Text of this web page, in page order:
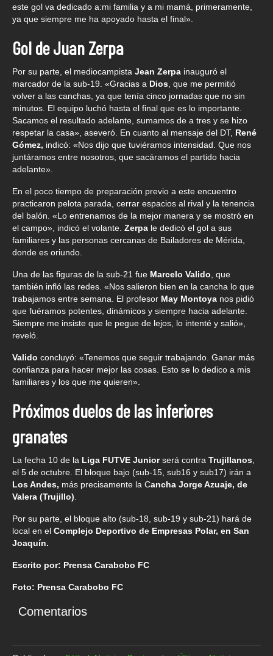
este gol va dedicado a:mi familia y a mi mamá, primeramente,
ya que siempre me ha apoyado hasta el final».
Gol de Juan Zerpa
Por su parte, el mediocampista Jean Zerpa inauguró el
marcador de la sub-19. «Gracias a Dios , que me permitió
volver a las canchas, ya que tenía cinco jornadas que no sin
minutos. El equipo luchó hasta el final que es lo importante.
Sacamos el resultado adelante, sumamos de a tres y se hizo
respetar la casa», aseveró. En cuanto al mensaje del DT, René
Gómez, indicó: «Nos dijo que tuviéramos intensidad. Que nos
juntáramos entre nosotros, que sacáramos el partido hacia
adelante».
En el poco tiempo de preparación previo a este encuentro
practicaron pelota parada, cerrar espacios al rival y la tenencia
del balón. «Lo entrenamos de la mejor manera y se mostró en
el campo», indicó el volante. Zerpa le dedicó el gol a sus
familiares y las personas cercanas de Bailadores de Mérida,
donde es oriundo.
Una de las figuras de la sub-21 fue Marcelo Valido , que
también infló las redes. «Nos salieron bien en la cancha lo que
trabajamos entre semana. El profesor May Montoya nos pidió
que fuéramos potentes, dinámicos y siempre hacia adelante.
Siempre me insiste que le pegue de lejos, lo intenté y salió»,
reveló.
Valido concluyó: «Tenemos que seguir trabajando. Ganar más
confianza para hacer mejor las cosas. Esto se lo dedico a mis
familiares y los que me quieren».
Próximos duelos de las inferiores
granates
La fecha 10 de la Liga FUTVE Juniorserá contra Trujillanos
el 5 de octubre. El bloque bajo (sub-15, sub16 y sub17) irán a
Los Andes, más precisamente la Cancha Jorge Azuaje, de
Valera (Trujillo)
Por su parte, el bloque alto (sub-18, sub-19 y sub-21) hará de
local en el Complejo Deportivo de Empresas Polar, en San
Joaquín.
Escrito por: Prensa Carabobo FC
Foto: Prensa Carabobo FC
Comentarios